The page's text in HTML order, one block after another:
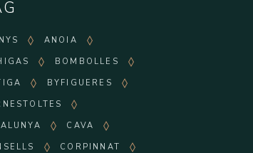
ANOIA
BOMBOLLES
BYFIGUERES
CAVA
CORPINNAT